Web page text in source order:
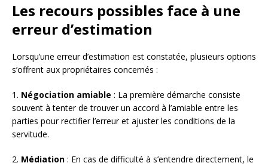
Les recours possibles face à une
erreur d’estimation
Lorsqu’une erreur d’estimation est constatée, plusieurs options
s’offrent aux propriétaires concernés :
1. Négociation amiable : La première démarche consiste
souvent à tenter de trouver un accord à l’amiable entre les
parties pour rectifier l’erreur et ajuster les conditions de la
servitude.
2. Médiation : En cas de difficulté à s’entendre directement, le